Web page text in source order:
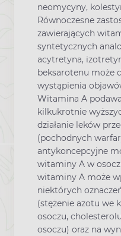
neomycyny,
Równoczesne
zawierających
syntetycznych
acytretyna,
beksarotenu może
wystąpienia
Witamina A
kilkukrotnie
działanie leków
(pochodnych
antykoncepcyjne
witaminy A w
witaminy A może
niektórych
(stężenie azotu we
osoczu,
osoczu) oraz na